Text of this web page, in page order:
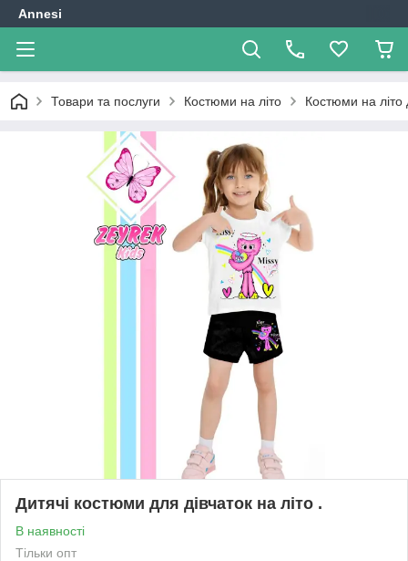
Annesi
Товари та послуги Костюми на літо Костюми на літо
Дитячі костюми для дівчаток на літо .
В наявності
Тільки опт